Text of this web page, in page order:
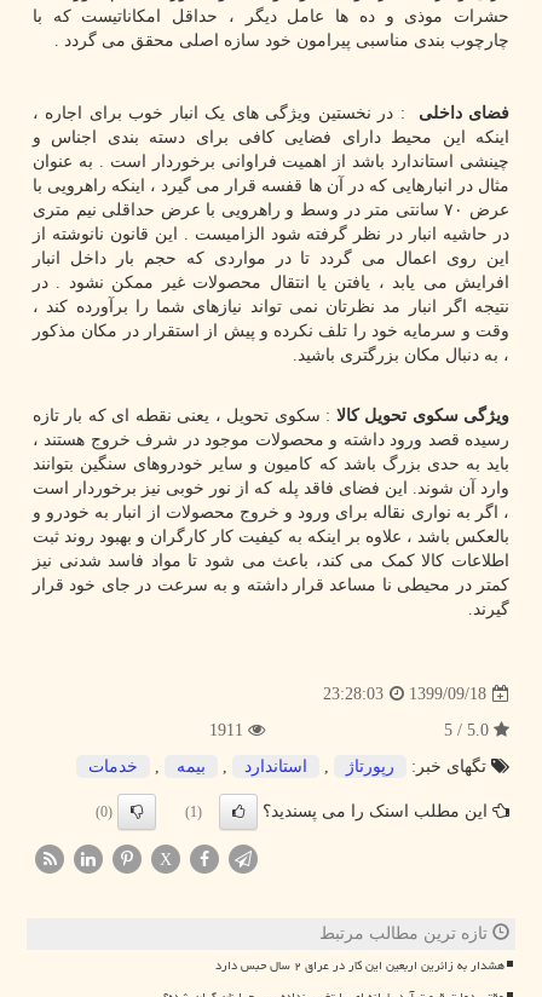
حشرات موذی و ده ها عامل دیگر ، حداقل امکاناتیست که با
چارچوب بندی مناسبی پیرامون خود سازه اصلی محقق می گردد .
فضای داخلی : در نخستین ویژگی های یک انبار خوب برای اجاره ،
اینکه این محیط دارای فضایی کافی برای دسته بندی اجناس و
چینشی استاندارد باشد از اهمیت فراوانی برخوردار است . به عنوان
مثال در انبارهایی که در آن ها قفسه قرار می گیرد ، اینکه راهرویی با
عرض ۷۰ سانتی متر در وسط و راهرویی با عرض حداقلی نیم متری
در حاشیه انبار در نظر گرفته شود الزامیست . این قانون نانوشته از
این روی اعمال می گردد تا در مواردی که حجم بار داخل انبار
افرایش می یابد ، یافتن یا انتقال محصولات غیر ممکن نشود . در
نتیجه اگر انبار مد نظرتان نمی تواند نیازهای شما را برآورده کند ،
وقت و سرمایه خود را تلف نکرده و پیش از استقرار در مکان مذکور
، به دنبال مکان بزرگتری باشید.
ویژگی سکوی تحویل کالا : سکوی تحویل ، یعنی نقطه ای که بار تازه
رسیده قصد ورود داشته و محصولات موجود در شرف خروج هستند ،
باید به حدی بزرگ باشد که کامیون و سایر خودروهای سنگین بتوانند
وارد آن شوند. این فضای فاقد پله که از نور خوبی نیز برخوردار است
، اگر به نواری نقاله برای ورود و خروج محصولات از انبار به خودرو و
بالعکس باشد ، علاوه بر اینکه به کیفیت کار کارگران و بهبود روند ثبت
اطلاعات کالا کمک می کند، باعث می شود تا مواد فاسد شدنی نیز
کمتر در محیطی نا مساعد قرار داشته و به سرعت در جای خود قرار
گیرند.
1399/09/18
23:28:03
تگهای خبر:
رپورتاژ , استاندارد , بیمه , خدمات
این مطلب اسنک را می پسندید؟ (1)
(0)
X
تازه ترین مطالب مرتبط
هشدار به زائرین اربعین این کار در عراق ۲ سال حبس دارد